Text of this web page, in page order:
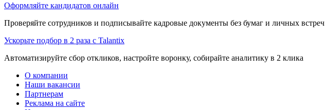
Оформляйте кандидатов онлайн
Проверяйте сотрудников и подписывайте кадровые документы без бумаг и личных встреч
Ускорьте подбор в 2 раза с Talantix
Автоматизируйте сбор откликов, настройте воронку, собирайте аналитику в 2 клика
О компании
Наши вакансии
Партнерам
Реклама на сайте